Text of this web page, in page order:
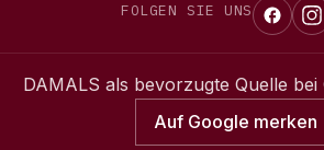
FOLGEN SIE UNS
DAMALS als bevorzugte Quelle bei
Auf Google merken